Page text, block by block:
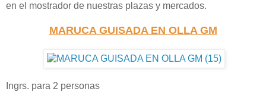
en el mostrador de nuestras plazas y mercados.
MARUCA GUISADA EN OLLA GM
Ingrs. para 2 personas